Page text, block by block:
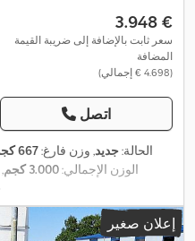
‏3.948 €
سعر ثابت بالإضافة إلى ضريبة القيمة
المضافة
(‏4.698 € إجمالي)
اتصل
الحالة:جديد, وزن فارغ:667 كجم
الوزن الإجمالي:3.000 كجم
إعلان صغير